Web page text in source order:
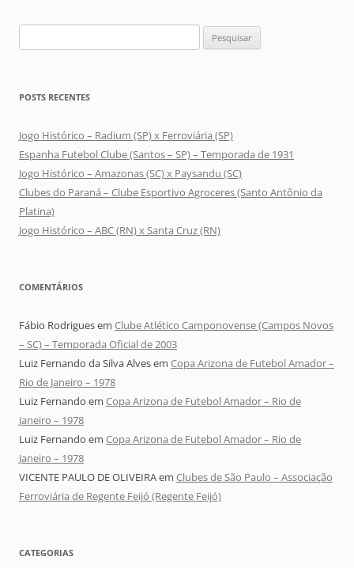
por:
POSTS RECENTES
Jogo Histórico – Radium (SP) x Ferroviária (SP)
Espanha Futebol Clube (Santos – SP) – Temporada de 1931
Jogo Histórico – Amazonas (SC) x Paysandu (SC)
Clubes do Paraná – Clube Esportivo Agroceres (Santo Antônio da
Platina)
Jogo Histórico – ABC (RN) x Santa Cruz (RN)
COMENTÁRIOS
Fábio Rodriguesem Clube Atlético Camponovense (Campos Novos
– SC) – Temporada Oficial de 2003
Luiz Fernando da Silva Alvesem Copa Arizona de Futebol Amador –
Rio de Janeiro – 1978
Luiz Fernando em Copa Arizona de Futebol Amador – Rio de
Janeiro – 1978
Luiz Fernando em Copa Arizona de Futebol Amador – Rio de
Janeiro – 1978
VICENTE PAULO DE OLIVEIRAem Clubes de São Paulo – Associação
Ferroviária de Regente Feijó (Regente Feijó)
CATEGORIAS